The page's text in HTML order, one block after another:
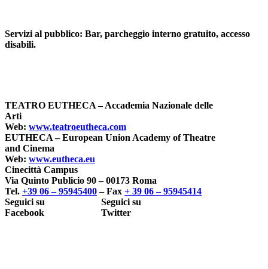
Servizi al pubblico: Bar, parcheggio interno gratuito, accesso
disabili.
TEATRO EUTHECA– Accademia Nazionale delle
Arti
Web: www.teatroeutheca.com
EUTHECA– European Union Academy of Theatre
and Cinema
Web: www.eutheca.eu
Cinecittà Campus
Via Quinto Publicio 90 – 00173 Roma
Tel. +39 06 – 95945400– Fax + 39 06 – 95945414
Seguici su
Facebook
Seguici su
Twitter